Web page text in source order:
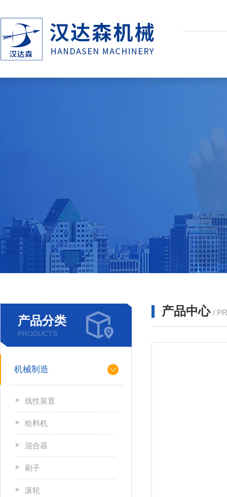
产品分类
PRODUCTS
机械制造
线性装置
给料机
混合器
刷子
滚轮
产品中心 /